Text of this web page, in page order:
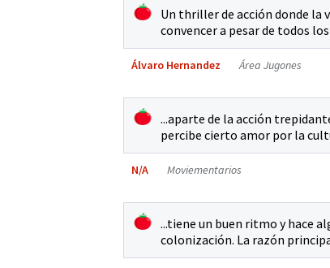
Un thriller de acción donde la
convencer a pesar de todos
Álvaro Hernandez Área Jugones
...aparte de la acción
percibe cierto amor por la
N/A Moviementarios
...tiene un buen ritmo y hace
colonización. La razón